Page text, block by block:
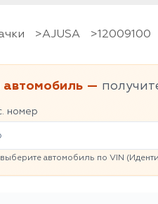
AJUSA 12009100
автомобиль —
номер
автомобиль по VIN